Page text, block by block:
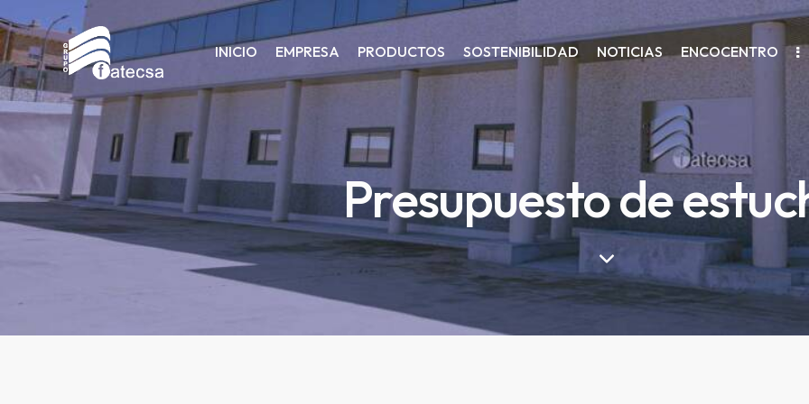
INICIO EMPRESA PRODUCTOS SOSTENIBILIDAD NOTICIAS ENCOCENTRO
Presupuesto de